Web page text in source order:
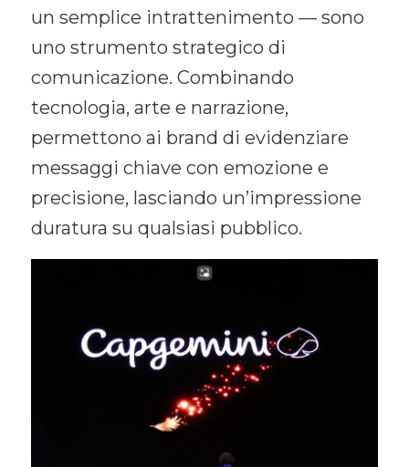
un semplice intrattenimento — sono
uno strumento strategico di
comunicazione. Combinando
tecnologia, arte e narrazione,
permettono ai brand di evidenziare
messaggi chiave con emozione e
precisione, lasciando un’impressione
duratura su qualsiasi pubblico.